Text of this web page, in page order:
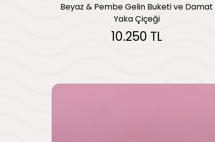
Beyaz & Pembe Gelin Buketi ve Damat
Yaka Çiçeği
10.250 TL